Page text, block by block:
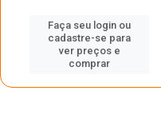
Faça seu login ou
cadastre-se para
ver preços e
comprar